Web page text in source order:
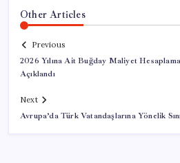
Other Articles
Previous
2026 Yılına Ait Buğday Maliyet
Açıklandı
Next
Avrupa’da Türk Vatandaşlarına Yönelik